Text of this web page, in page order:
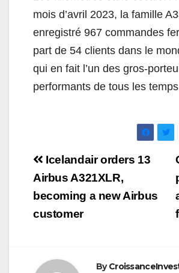
mois d’avril 2023, la famille
enregistré 967 commandes
part de 54 clients dans le
qui en fait l’un des gros-
performants de tous les
Navigation
de
l’article
Icelandair orders 13
Airbus A321XLR,
becoming a new Airbus
customer
By